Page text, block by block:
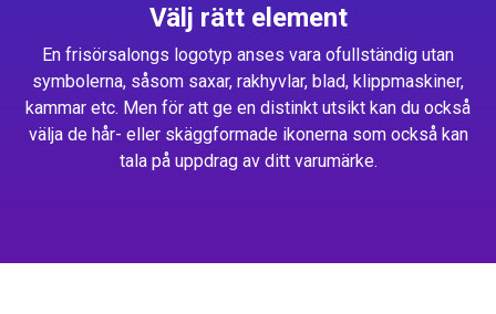
Välj rätt element
En frisörsalongs logotyp anses vara ofullständig utan
symbolerna, såsom saxar, rakhyvlar, blad, klippmaskiner,
kammar etc. Men för att ge en distinkt utsikt kan du också
välja de hår- eller skäggformade ikonerna som också kan
tala på uppdrag av ditt varumärke.